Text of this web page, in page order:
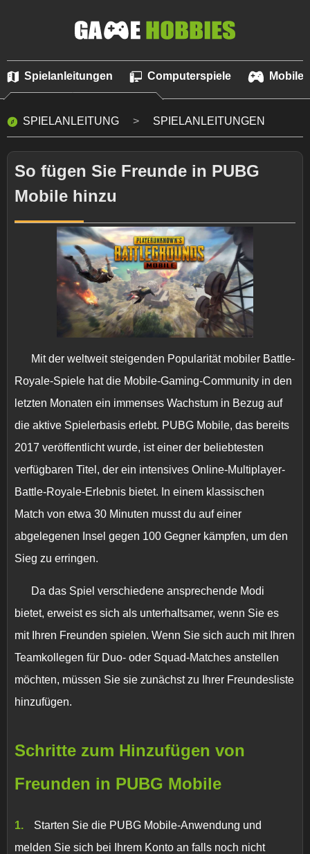
Spielanleitungen Computerspiele Mobile
SPIELANLEITUNG SPIELANLEITUNGEN
So fügen Sie Freunde in PUBG
Mobile hinzu
Mit der weltweit steigenden Popularität mobiler Battle-
Royale-Spiele hat die Mobile-Gaming-Community in den
letzten Monaten ein immenses Wachstum in Bezug auf
die aktive Spielerbasis erlebt. PUBG Mobile, das bereits
2017 veröffentlicht wurde, ist einer der beliebtesten
verfügbaren Titel, der ein intensives Online-Multiplayer-
Battle-Royale-Erlebnis bietet. In einem klassischen
Match von etwa 30 Minuten musst du auf einer
abgelegenen Insel gegen 100 Gegner kämpfen, um den
Sieg zu erringen.
Da das Spiel verschiedene ansprechende Modi
bietet, erweist es sich als unterhaltsamer, wenn Sie es
mit Ihren Freunden spielen. Wenn Sie sich auch mit Ihren
Teamkollegen für Duo- oder Squad-Matches anstellen
möchten, müssen Sie sie zunächst zu Ihrer Freundesliste
hinzufügen.
Schritte zum Hinzufügen von
Freunden in PUBG Mobile
Starten Sie die PUBG Mobile-Anwendung und
melden Sie sich bei Ihrem Konto an falls noch nicht